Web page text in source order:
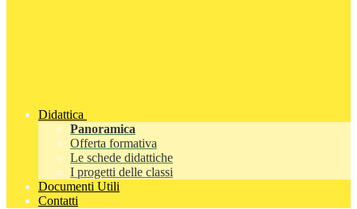
Didattica
Panoramica
Offerta formativa
Le schede didattiche
I progetti delle classi
Documenti Utili
Contatti